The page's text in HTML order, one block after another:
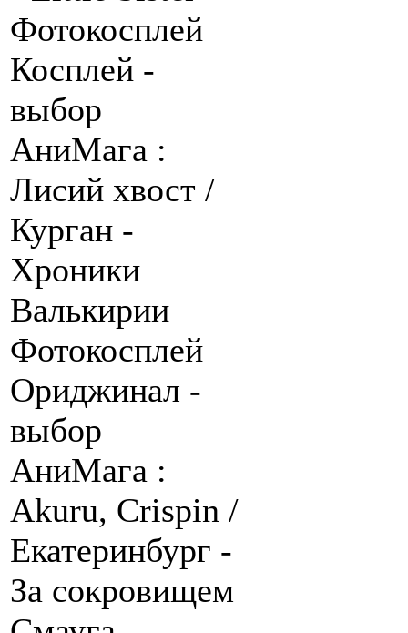
Фотокосплей
Косплей -
выбор
АниМага :
Лисий хвост /
Курган -
Хроники
Валькирии
Фотокосплей
Ориджинал -
выбор
АниМага :
Akuru, Crispin /
Екатеринбург -
За сокровищем